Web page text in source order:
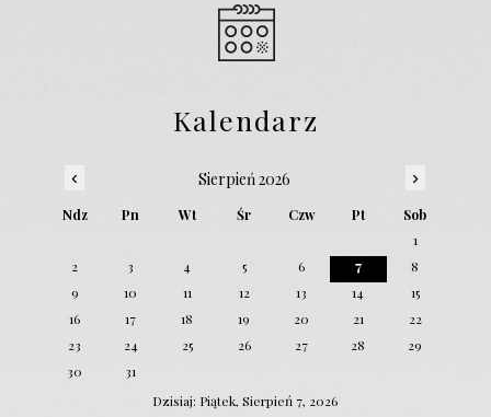
Kalendarz
‹ Sierpień 2026 ›
Ndz Pn Wt Śr Czw Pt
Sob
1
2
3 4 5 6 7
8
9
10 11 12 13 14
15
16
17 18 19 20 21
22
23
24 25 26 27 28
29
30
31
Dzisiaj: Piątek, Sierpień 7, 2026